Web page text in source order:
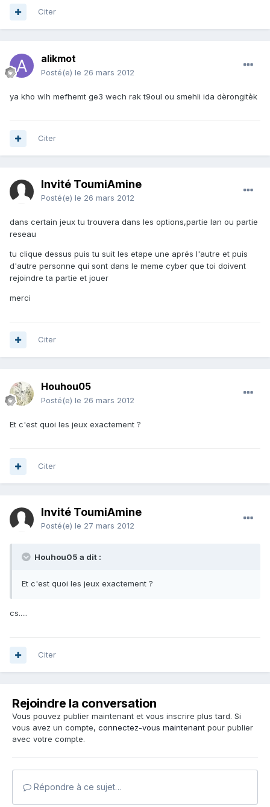
Citer
alikmot
Posté(e) le 26 mars 2012
ya kho wlh mefhemt ge3 wech rak t9oul ou smehli ida dèrongitèk
Citer
Invité ToumiAmine
Posté(e) le 26 mars 2012
dans certain jeux tu trouvera dans les options,partie lan ou partie
reseau
tu clique dessus puis tu suit les etape une aprés l'autre et puis
d'autre personne qui sont dans le meme cyber que toi doivent
rejoindre ta partie et jouer
merci
Citer
Houhou05
Posté(e) le 26 mars 2012
Et c'est quoi les jeux exactement ?
Citer
Invité ToumiAmine
Posté(e) le 27 mars 2012
Houhou05 a dit :
Et c'est quoi les jeux exactement ?
cs.....
Citer
Rejoindre la conversation
Vous pouvez publier maintenant et vous inscrire plus tard. Si
vous avez un compte, connectez-vous maintenant pour publier
avec votre compte.
Répondre à ce sujet…